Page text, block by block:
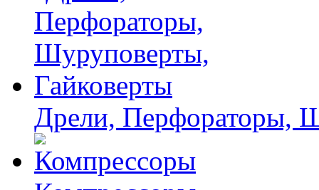
Дрели, Перфораторы,